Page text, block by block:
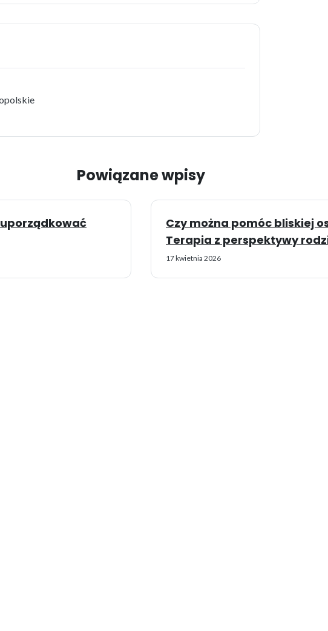
Powiązane wpisy
Czy można pomóc bliskiej
Terapia z perspektywy
17 kwietnia 2026